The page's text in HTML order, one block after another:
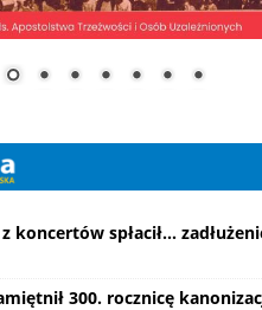
koncertów spłacił...
300. rocznicę